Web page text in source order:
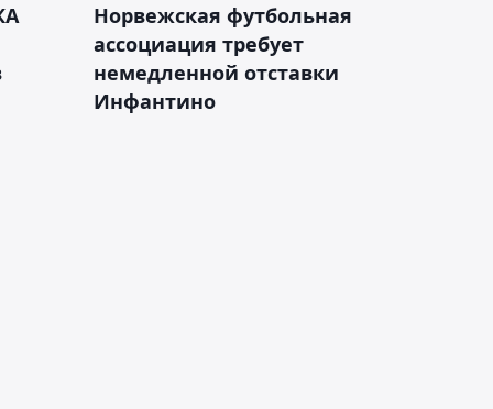
Норвежская футбольная
ассоциация требует
немедленной отставки
Инфантино